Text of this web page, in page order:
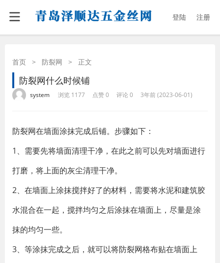
登陆 注册
首页 > 防裂网 > 正文
防裂网什么时候铺
system 浏览 1177 点赞 0 评论 0 3年前 (2023-06-01)
防裂网在墙面涂抹完成后铺。步骤如下：
1、需要先将墙面清理干净，在此之前可以先对墙面进行
打磨，将上面的灰尘清理干净。
2、在墙面上涂抹搅拌好了的材料，需要将水泥和建筑胶
水混合在一起，搅拌均匀之后涂抹在墙面上，尽量是涂
抹的均匀一些。
3、等涂抹完成之后，就可以将防裂网格布贴在墙面上